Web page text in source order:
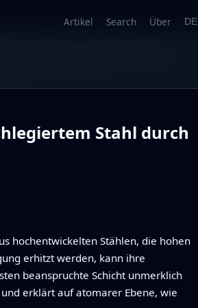
Artikel Search Über DE
Stahl durch
hochentwickelten Stählen, die hohen
erhitzt werden, kann ihre
beanspruchte Schicht unmerklich
erklärt auf atomarer Ebene, wie